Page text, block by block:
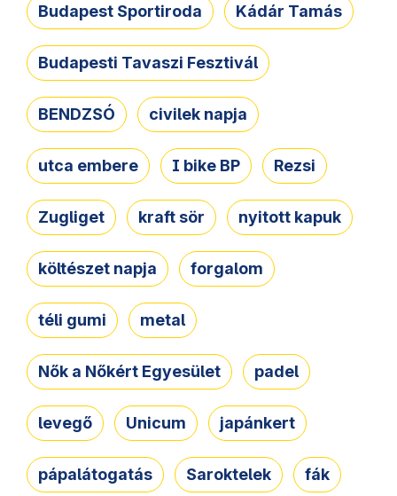
Budapest Sportiroda Kádár Tamás
Budapesti Tavaszi Fesztivál
BENDZSÓ civilek napja
utca embere I bike BP Rezsi
Zugliget kraft sör nyitott kapuk
költészet napja forgalom
téli gumi metal
Nők a Nőkért Egyesület padel
levegő Unicum japánkert
pápalátogatás Saroktelek fák